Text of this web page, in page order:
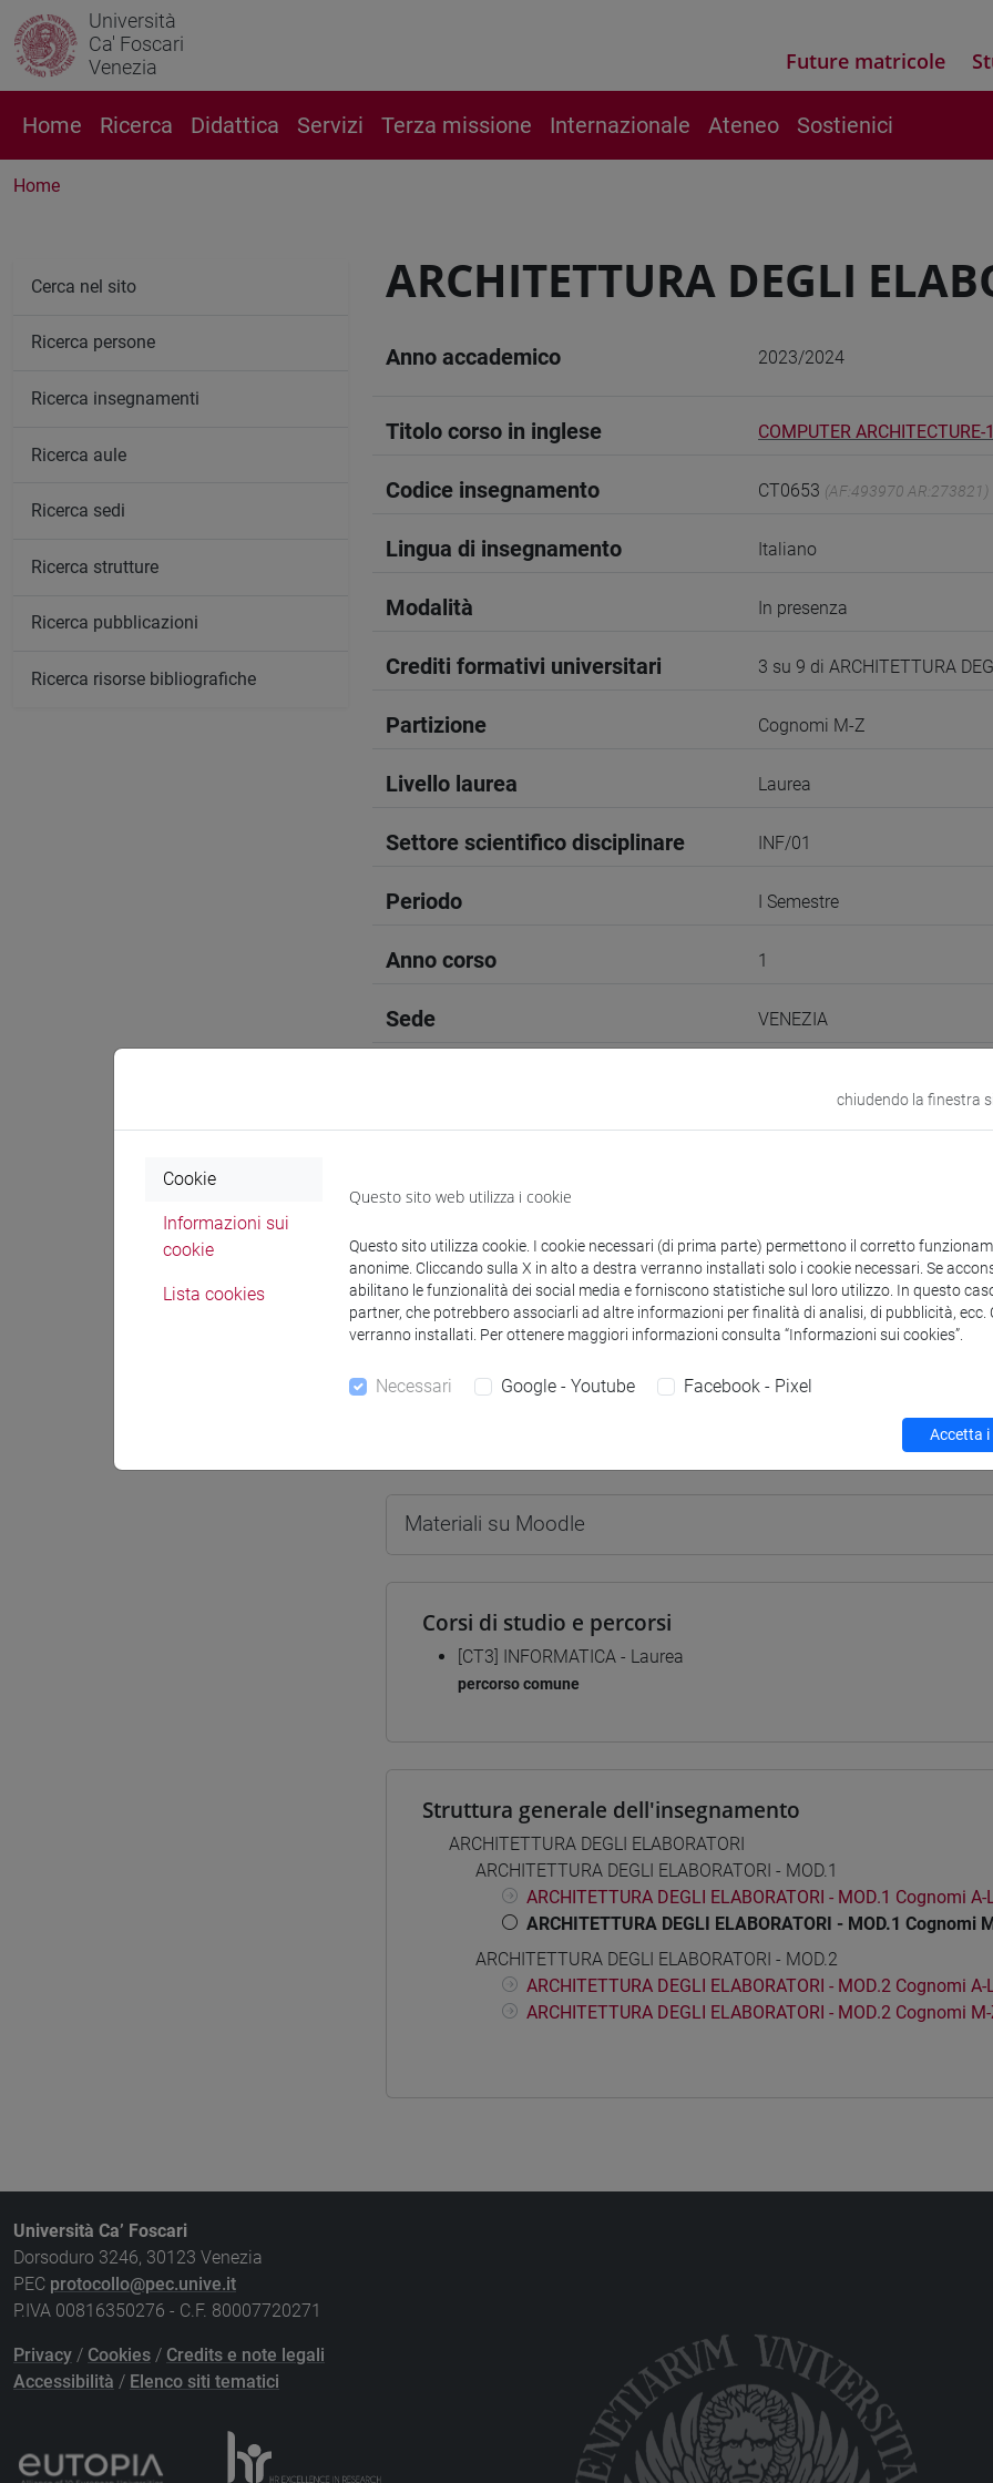
Università
Ca' Foscari
Venezia
Future matricole
Home Ricerca Didattica Servizi Terza missione Internazionale Ateneo Sostienici
Home
ARCHITETTURA DEGLI
Anno accademico 2023/2024
Titolo corso in inglese COMPUTER ARCHITECTURE-1
Codice insegnamento CT0653 (AF:493970 AR:273821)
Lingua di insegnamento Italiano
Modalità In presenza
Crediti formativi universitari 3 su 9 di ARCHITETTURA
Partizione Cognomi M-Z
Livello laurea Laurea
Settore scientifico disciplinare INF/01
Periodo I Semestre
Anno corso 1
Sede VENEZIA
Docenti
SIMEONI Marta- 24h Lezione
Materiali su Moodle
Corsi di studio e percorsi
[CT3] INFORMATICA - Laurea
percorso comune
Struttura generale dell'insegnamento
ARCHITETTURA DEGLI ELABORATORI
ARCHITETTURA DEGLI ELABORATORI - MOD.1
ARCHITETTURA DEGLI ELABORATORI - MOD.1 Cognomi A-
ARCHITETTURA DEGLI ELABORATORI - MOD.1 Cognomi
ARCHITETTURA DEGLI ELABORATORI - MOD.2
ARCHITETTURA DEGLI ELABORATORI - MOD.2 Cognomi A-
ARCHITETTURA DEGLI ELABORATORI - MOD.2 Cognomi
Cerca nel sito
Ricerca persone
Ricerca insegnamenti
Ricerca aule
Ricerca sedi
Ricerca strutture
Ricerca pubblicazioni
Ricerca risorse bibliografiche
Università Ca’ Foscari
Dorsoduro 3246, 30123 Venezia
PEC protocollo@pec.unive.it
P.IVA 00816350276 - C.F. 80007720271
Privacy / Cookies / Credits e note legali
Accessibilità / Elenco siti tematici
chiudendo la finestra
Cookie
Informazioni sui
cookie
Lista cookies
Questo sito web utilizza i cookie
Questo sito utilizza cookie. I cookie necessari (di prima parte) permettono il corretto
anonime. Cliccando sulla X in alto a destra verranno installati solo i cookie necessari. Se
abilitano le funzionalità dei social media e forniscono statistiche sul loro utilizzo. In questo
partner, che potrebbero associarli ad altre informazioni per finalità di analisi, di pubblicità, ecc.
verranno installati. Per ottenere maggiori informazioni consulta “Informazioni sui cookies”.
Necessari Google - Youtube Facebook - Pixel
Accetta i